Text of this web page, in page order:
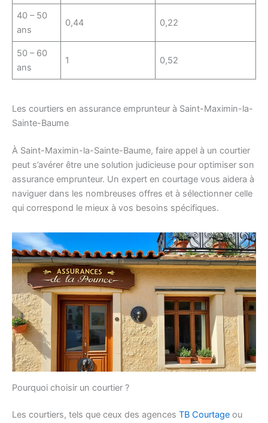
40 – 50
ans
0,44 0,22
50 – 60
ans
1 0,52
Les courtiers en assurance emprunteur à Saint-Maximin-la-
Sainte-Baume
À Saint-Maximin-la-Sainte-Baume, faire appel à un courtier
peut s’avérer être une solution judicieuse pour optimiser son
assurance emprunteur. Un expert en courtage vous aidera à
naviguer dans les nombreuses offres et à sélectionner celle
qui correspond le mieux à vos besoins spécifiques.
Pourquoi choisir un courtier ?
Les courtiers, tels que ceux des agences TB Courtage ou